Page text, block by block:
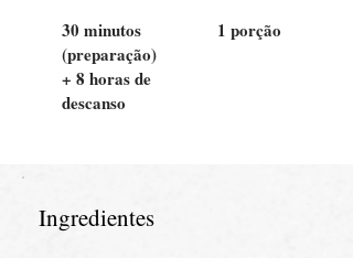
30 minutos
(preparação)
+ 8 horas de
descanso
1 porção
Ingredientes